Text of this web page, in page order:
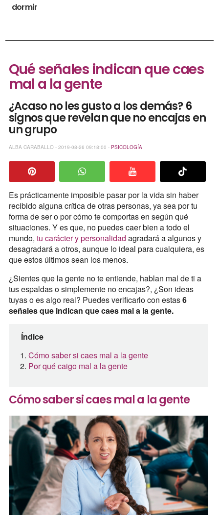
dormir
Qué señales indican que caes
mal a la gente
¿Acaso no les gusto a los demás? 6
signos que revelan que no encajas en
un grupo
ALBA CARABALLO - 2019-08-26 09:18:00 - PSICOLOGÍA
Es prácticamente imposible pasar por la vida sin haber
recibido alguna crítica de otras personas, ya sea por tu
forma de ser o por cómo te comportas en según qué
situaciones. Y es que, no puedes caer bien a todo el
mundo, tu carácter y personalidad agradará a algunos y
desagradará a otros, aunque lo ideal para cualquiera, es
que estos últimos sean los menos.
¿Sientes que la gente no te entiende, hablan mal de ti a
tus espaldas o simplemente no encajas?, ¿Son ideas
tuyas o es algo real? Puedes verificarlo con estas6
señales que indican que caes mal a la gente.
Índice
Cómo saber si caes mal a la gente
Por qué caigo mal a la gente
Cómo saber si caes mal a la gente